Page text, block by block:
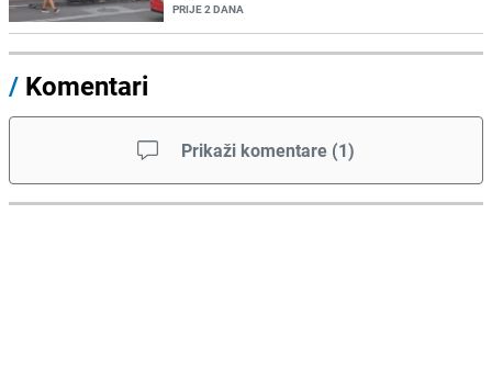
PRIJE 2 DANA
/ Komentari
Prikaži komentare (1)